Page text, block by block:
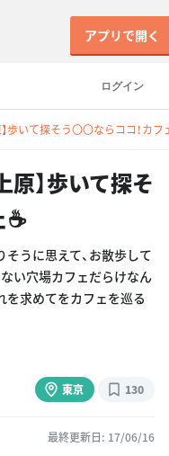
ログイン
アプリで開く
歩いて探そう〇〇ならココ！カフ
】歩いて探そ
うに思えて、お散歩して
い穴場カフェだらけなん
を求めてをカフェを巡る
東京 130
最終更新日: 17/06/16